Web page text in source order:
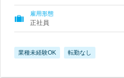
雇用形態
正社員
業種未経験OK 転勤なし